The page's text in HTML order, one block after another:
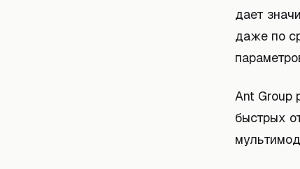
дает
даже по
Ant Group
быстрых